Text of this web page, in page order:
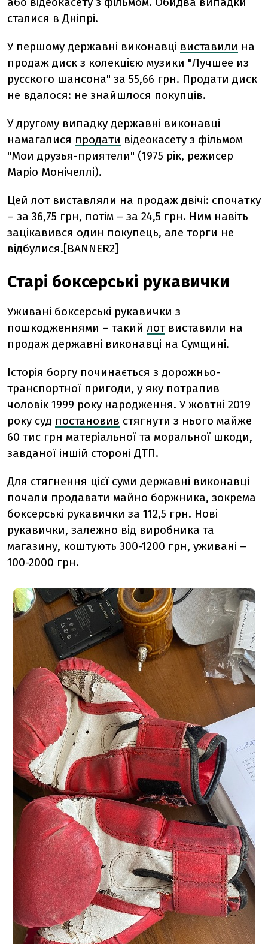
сталися в Дніпрі.
У першому державні виконавці виставили на
продаж диск з колекцією музики "Лучшее из
русского шансона" за 55,66 грн. Продати диск
не вдалося: не знайшлося покупців.
У другому випадку державні виконавці
намагалися продати відеокасету з фільмом
"Мои друзья-приятели" (1975 рік, режисер
Маріо Монічеллі).
Цей лот виставляли на продаж двічі: спочатку
– за 36,75 грн, потім – за 24,5 грн. Ним навіть
зацікавився один покупець, але торги не
відбулися.[BANNER2]
Старі боксерські рукавички
Уживані боксерські рукавички з
пошкодженнями – такий лотвиставили на
продаж державні виконавці на Сумщині.
Історія боргу починається з дорожньо-
транспортної пригоди, у яку потрапив
чоловік 1999 року народження. У жовтні 2019
року суд постановив стягнути з нього майже
60 тис грн матеріальної та моральної шкоди,
завданої іншій стороні ДТП.
Для стягнення цієї суми державні виконавці
почали продавати майно боржника, зокрема
боксерські рукавички за 112,5 грн. Нові
рукавички, залежно від виробника та
магазину, коштують 300-1200 грн, уживані –
100-2000 грн.